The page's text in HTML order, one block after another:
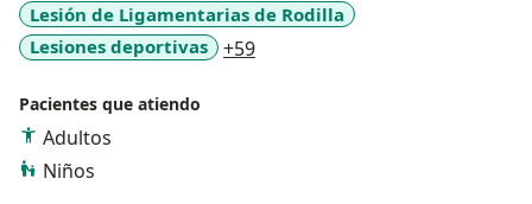
Lesión de Ligamentarias de Rodilla
Lesiones deportivas
+59a11y_sr_more_diseases
Pacientes que atiendo
Adultos
Niños